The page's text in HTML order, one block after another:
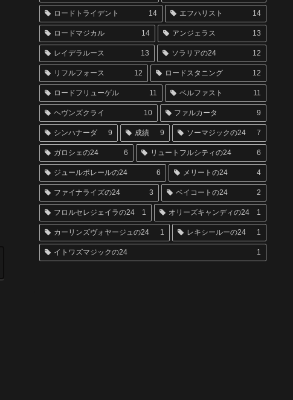
ロードトライデント 14 エフハリスト 14
ロードマジカル 14 アンジェラス 13
レイデラルース 13 ソラリアの24 12
リフルフォース 12 ロードスタニング 12
ロードフリューゲル 11 ベルファスト 11
ヘヴンズクライ 10 ファルカータ 9
シンハナーダ 9 成績 9 ソーマジックの24 7
ガロシェの24 6 リュートフルシティの24 6
ジュールポレールの24 6 メリートの24 4
ファイナライズの24 3 ベイコートの24 2
フロルセレジェイラの24 1 オリーズキャンディの24 1
カーリンズヴォヤージュの24 1 レキシールーの24 1
イトワズマジックの24 1